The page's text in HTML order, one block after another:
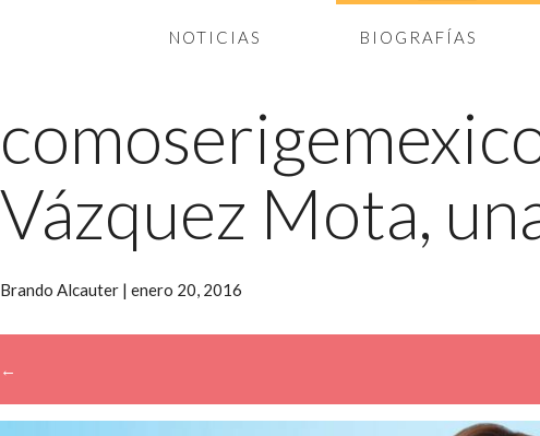
NOTICIAS BIOGRAFÍAS
Vázquez Mota,
Brando Alcauter | enero 20, 2016
←